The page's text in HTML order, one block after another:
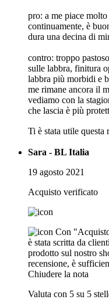
pro: a me piace
continuamente, è
dura una decina di
contro: troppo
sulle labbra, finitura
labbra più morbidi e
me rimane ancora il
vediamo con la
che lascia è più
Ti è stata utile questa
Sara - BL Italia
19 agosto 2021
Acquisto verificato
Con
è stata scritta da
prodotto sul nostro
recensione, è
Chiudere la nota
Valuta con 5 su 5